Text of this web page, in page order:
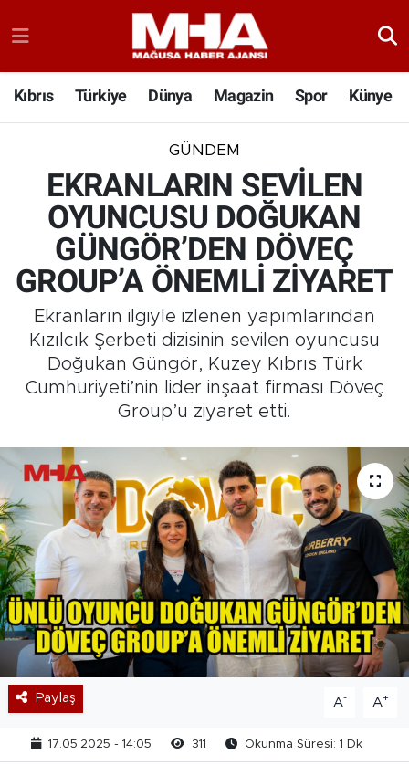
Kıbrıs Türkiye Dünya Magazin Spor Künye
GÜNDEM
EKRANLARIN SEVİLEN
OYUNCUSU DOĞUKAN
GÜNGÖR’DEN DÖVEÇ
GROUP’A ÖNEMLİ ZİYARET
Ekranların ilgiyle izlenen yapımlarından
Kızılcık Şerbeti dizisinin sevilen oyuncusu
Doğukan Güngör, Kuzey Kıbrıs Türk
Cumhuriyeti’nin lider inşaat firması Döveç
Group’u ziyaret etti.
Paylaş A- A+
17.05.2025 - 14:05 311 Okunma Süresi: 1 Dk